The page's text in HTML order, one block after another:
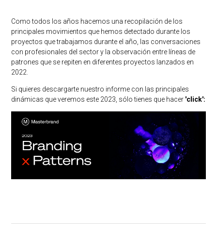
Como todos los años hacemos una recopilación de los
principales movimientos que hemos detectado durante los
proyectos que trabajamos durante el año, las conversaciones
con profesionales del sector y la observación entre líneas de
patrones que se repiten en diferentes proyectos lanzados en
2022.
Si quieres descargarte nuestro informe con las principales
dinámicas que veremos este 2023, sólo tienes que hacer 'click':